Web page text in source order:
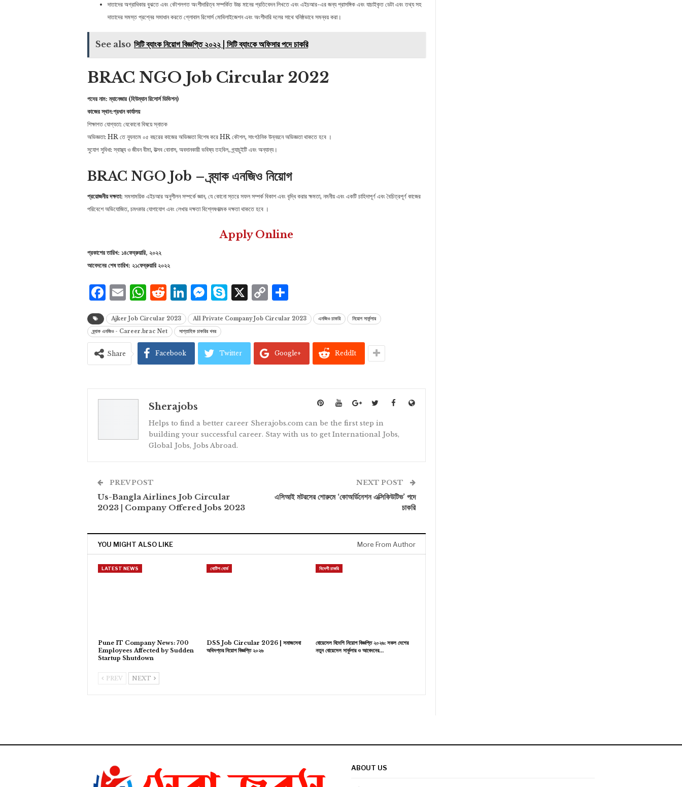
দাতাদের অগ্রাধিকার বুঝতে এবং কৌশলগত অংশীদারিত্ব সম্পর্কিত উচ্চ মানের প্রতিবেদন লিখতে এবং এইচআর-এর জন্য প্রাসঙ্গিক এবং যাচাইকৃত ডেটা এবং তথ্য সহ
দাতাদের সমস্ত প্রশ্নের সমাধান করতে গ্লোবাল রিসোর্স মোবিলাইজেশন এবং অংশীদারি দলের সাথে ঘনিষ্ঠভাবে সমন্বয় করা।
See also সিটি ব্যাংক নিয়োগ বিজ্ঞপ্তি ২০২২ | সিটি ব্যাংকে অফিসার পদে চাকরি
BRAC NGO Job Circular 2022
পদের নাম: ম্যানেজার (হিউম্যান রিসোর্স ডিভিশন)
কাজের স্থান:প্রধান কার্যালয়
শিক্ষাগত যোগ্যতা: যেকোনো বিষয়ে স্নাতক
অভিজ্ঞতা: HR তে ন্যূনতম ০৫ বছরের কাজের অভিজ্ঞতা বিশেষ করে HR কৌশল, সাংগঠনিক উন্নয়নে অভিজ্ঞতা থাকতে হবে ।
সুযোগ সুবিধা: স্বাস্থ্য ও জীবন বীমা, উত্সব বোনাস, অবদানকারী ভবিষ্য তহবিল, গ্র্যাচুইটি এবং অন্যান্য।
BRAC NGO Job – ব্র্যাক এনজিও নিয়োগ
প্রয়োজনীয় দক্ষতা: সমসাময়িক এইচআর অনুশীলন সম্পর্কে জ্ঞান, যে কোনো স্তরে সফল সম্পর্ক বিকাশ এবং বৃদ্ধি করার ক্ষমতা, নমনীয় এবং একটি চাহিদাপূর্ণ এবং বৈচিত্রপূর্ণ কাজের
পরিবেশে অভিযোজিত, চমৎকার যোগাযোগ এবং লেখার দক্ষতা বিশ্লেষণাত্মক দক্ষতা থাকতে হবে ।
Apply Online
প্রকাশের তারিখ: ১৪ফেব্রুয়ারি, ২০২২
আবেদনের শেষ তারিখ: ২১ফেব্রুয়ারি ২০২২
Facebook
Email
WhatsApp
Reddit
LinkedIn
Messenger
Skype
X Copy
Link
Ajker Job Circular 2023 All Private Company Job Circular 2023 এনজিও চাকরি
নিয়োগ সার্কুলার
ব্র্যাক এনজিও - Career.brac Net
সাপ্তাহিক চাকরির খবর
Share Facebook Twitter Google+ ReddIt
Sherajobs
Helps to find a better career Sherajobs.com can be the first step in
building your successful career. Stay with us to get International Jobs,
Global Jobs, Jobs Abroad.
PREV POST
Us-Bangla Airlines Job Circular
2023 | Company Offered Jobs 2023
NEXT POST
এসিআই মটরসের শোরুমে ‘কোঅর্ডিনেশন এক্সিকিউটিভ’ পদে
চাকরি
YOU MIGHT ALSO LIKE More From Author
LATEST NEWS
Pune IT Company News: 700
Employees Affected by Sudden
Startup Shutdown
নোটিশ বোর্ড
DSS Job Circular 2026 | সমাজসেবা
অধিদপ্তর নিয়োগ বিজ্ঞপ্তি ২০২৬
বিদেশী চাকরি
বোয়েসেল বিদেশি নিয়োগ বিজ্ঞপ্তি ২০২৬: সকল দেশের
নতুন বোয়েসেল সার্কুলার ও আবেদনের…
PREV NEXT
ABOUT US